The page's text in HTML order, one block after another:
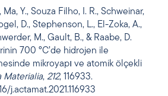
Ma, Y., Souza Filho, I. R., Schweinar,
D., Stephenson, L., El-Zoka, A.,
M., Gault, B., & Raabe, D.
700 °C’de hidrojen ile
mikroyapı ve atomik ölçekli
Materialia, 212, 116933.
j.actamat.2021.116933